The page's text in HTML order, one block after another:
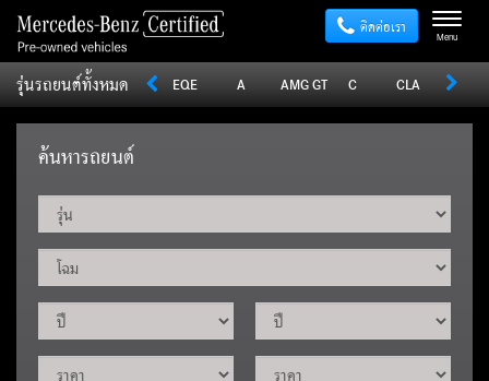
ติดต่อเรา Menu
รุ่นรถยนต์ทั้งหมด
Sprinter V Vito EQE A AMG GT C CLA CLE
ค้นหารถยนต์